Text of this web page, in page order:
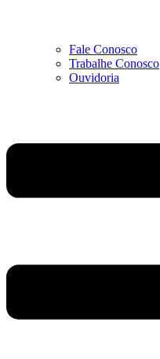
Fale Conosco
Trabalhe Conosco
Ouvidoria